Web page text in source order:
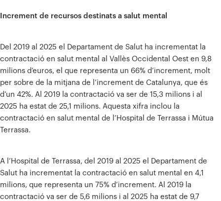
Increment de recursos destinats a salut mental
Del 2019 al 2025 el Departament de Salut ha incrementat la
contractació en salut mental al Vallès Occidental Oest en 9,8
milions d’euros, el que representa un 66% d’increment, molt
per sobre de la mitjana de l’increment de Catalunya, que és
d’un 42%. Al 2019 la contractació va ser de 15,3 milions i al
2025 ha estat de 25,1 milions. Aquesta xifra inclou la
contractació en salut mental de l’Hospital de Terrassa i Mútua
Terrassa.
A l’Hospital de Terrassa, del 2019 al 2025 el Departament de
Salut ha incrementat la contractació en salut mental en 4,1
milions, que representa un 75% d’increment. Al 2019 la
contractació va ser de 5,6 milions i al 2025 ha estat de 9,7